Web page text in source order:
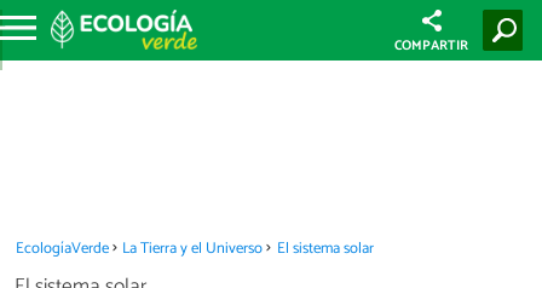
COMPARTIR
EcologíaVerde La Tierra y el Universo El sistema solar